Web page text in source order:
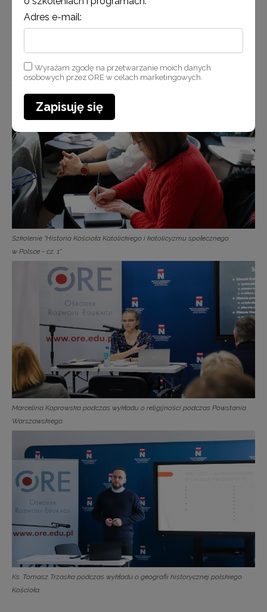
Prof. Monika Waluś opowiada o znaczeniu Kościoła w polskim życiu
publicznym pod zaborami.
Szkolenie "Historia Kościoła Katolickiego i katolicyzmu społecznego
w Polsce - cz. 1".
Marcelina Koprowska podczas wykładu o religijności podczas Powstania
Warszawskiego.
Ks. Tomasz Trzaska podczas wykładu o geografii historycznej polskiego
Kościoła.
Adres e-mail:
Wyrażam zgodę na przetwarzanie moich danych
osobowych przez ORE w celach marketingowych.
Zapisuję się